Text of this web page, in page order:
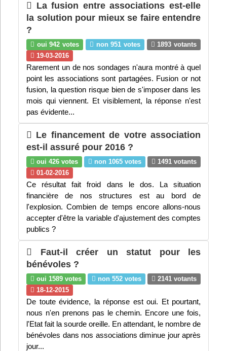
La fusion entre associations est-elle
la solution pour mieux se faire entendre
?
oui 942 votes non 951 votes
1893 votants
19-03-2016
Rarement un de nos sondages n'aura montré à quel
point les associations sont partagées. Fusion or not
fusion, la question risque bien de s'imposer dans les
mois qui viennent. Et visiblement, la réponse n'est
pas évidente...
Le financement de votre association
est-il assuré pour 2016 ?
oui 426 votes non 1065 votes
1491 votants
01-02-2016
Ce résultat fait froid dans le dos. La situation
financière de nos structures est au bord de
l'explosion. Combien de temps encore allons-nous
accepter d'être la variable d'ajustement des comptes
publics ?
Faut-il créer un statut pour les
bénévoles ?
oui 1589 votes non 552 votes
2141 votants
18-12-2015
De toute évidence, la réponse est oui. Et pourtant,
nous n'en prenons pas le chemin. Encore une fois,
l'Etat fait la sourde oreille. En attendant, le nombre de
bénévoles dans nos associations diminue jour après
jour...